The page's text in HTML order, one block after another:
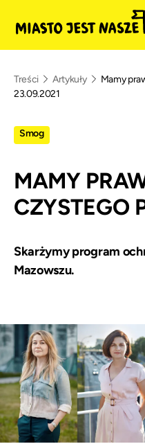
Treści Artykuły
Mamy
23.09.2021
Smog
MAMY
CZYSTEGO
Skarżymy program
Mazowszu.